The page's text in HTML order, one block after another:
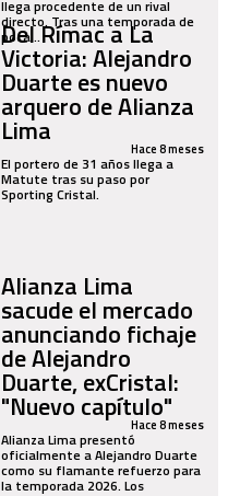
llega procedente de un rival
directo. Tras una temporada de
poca...
Del Rímac a La
Victoria: Alejandro
Duarte es nuevo
arquero de Alianza
Lima Hace 8 meses
El portero de 31 años llega a
Matute tras su paso por
Sporting Cristal.
Alianza Lima
sacude el mercado
anunciando fichaje
de Alejandro
Duarte, exCristal:
"Nuevo capítulo"
Hace 8 meses
Alianza Lima presentó
oficialmente a Alejandro Duarte
como su flamante refuerzo para
la temporada 2026. Los